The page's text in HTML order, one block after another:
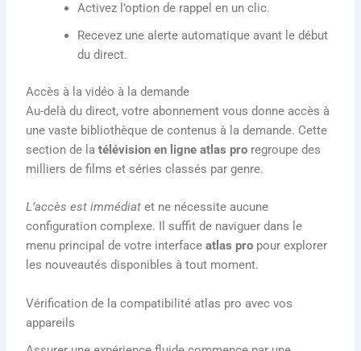
Activez l’option de rappel en un clic.
Recevez une alerte automatique avant le début
du direct.
Accès à la vidéo à la demande
Au-delà du direct, votre abonnement vous donne accès à
une vaste bibliothèque de contenus à la demande. Cette
section de latélévision en ligne atlas pro regroupe des
milliers de films et séries classés par genre.
L’accès est immédiat et ne nécessite aucune
configuration complexe. Il suffit de naviguer dans le
menu principal de votre interfaceatlas pro pour explorer
les nouveautés disponibles à tout moment.
Vérification de la compatibilité atlas pro avec vos
appareils